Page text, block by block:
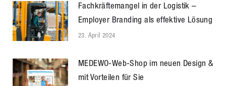
Fachkräftemangel in der Logistik –
Employer Branding als effektive Lösung
23. April 2024
MEDEWO-Web-Shop im neuen Design &
mit Vorteilen für Sie